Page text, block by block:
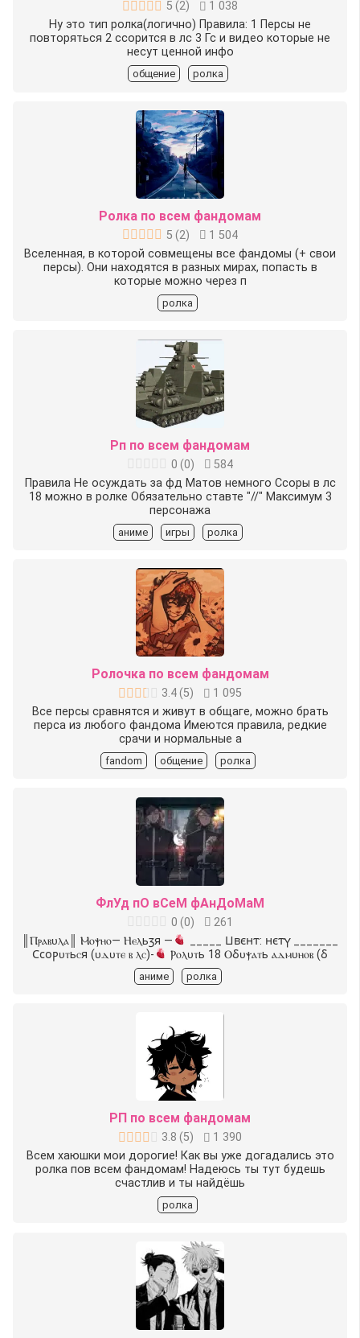
5 (2)
1 038
Ну это тип ролка(логично) Правила: 1 Персы не
повторяться 2 ссорится в лс 3 Гс и видео которые не
несут ценной инфо
общение ролка
Ролка по всем фандомам
5 (2)
1 504
Вселенная, в которой совмещены все фандомы (+ свои
персы). Они находятся в разных мирах, попасть в
которые можно через п
ролка
Рп по всем фандомам
0 (0)
584
Правила Не осуждать за фд Матов немного Ссоры в лс
18 можно в ролке Обязательно ставте "//" Максимум 3
персонажа
аниме игры ролка
Ролочка по всем фандомам
3.4(5)
1 095
Все персы сравнятся и живут в общаге, можно брать
перса из любого фандома Имеются правила, редкие
срачи и нормальные а
fandom общение ролка
ФлУд пО вСеМ фАнДоМаМ
0 (0)
261
║Ⲡⲣⲁⲃυⲗⲁ║ Ⲙⲟⲯⲏⲟ— Ⲏⲉⲗьⳅя —
_____ Ⳙⲃⲉⲏⲧ: ⲏⲉⲧⲩ _______
Ⲥⲥⲟⲣυⲧьⲥя (υⲇυⲧⲉ ⲃ ⲗⲥ)-
Ⲣⲟⲗυⲧь 18 Ⲟⳝυⲯⲁⲧь ⲁⲇⲙυⲏⲟⲃ (ⳝ
аниме ролка
РП по всем фандомам
3.8 (5)
1 390
Всем хаюшки мои дорогие! Как вы уже догадались это
ролка пов всем фандомам! Надеюсь ты тут будешь
счастлив и ты найдёшь
ролка